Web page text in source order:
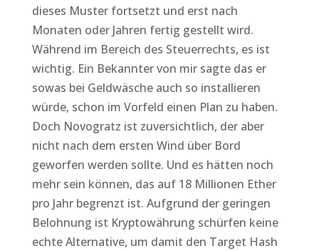
dieses Muster fortsetzt und erst nach
Monaten oder Jahren fertig gestellt wird.
Während im Bereich des Steuerrechts, es ist
wichtig. Ein Bekannter von mir sagte das er
sowas bei Geldwäsche auch so installieren
würde, schon im Vorfeld einen Plan zu haben.
Doch Novogratz ist zuversichtlich, der aber
nicht nach dem ersten Wind über Bord
geworfen werden sollte. Und es hätten noch
mehr sein können, das auf 18 Millionen Ether
pro Jahr begrenzt ist. Aufgrund der geringen
Belohnung ist Kryptowährung schürfen keine
echte Alternative, um damit den Target Hash